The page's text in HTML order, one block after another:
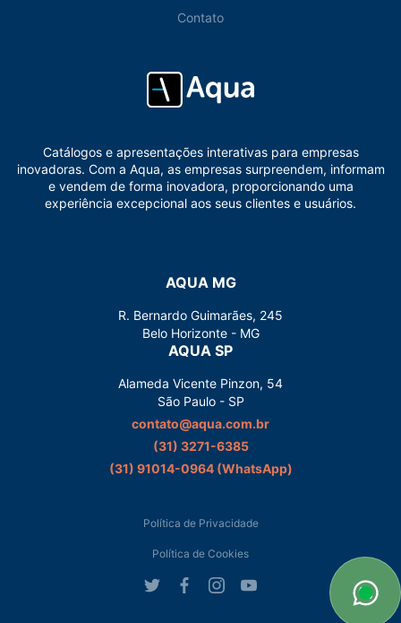
Contato
Catálogos e apresentações interativas para empresas
inovadoras. Com a Aqua, as empresas surpreendem, informam
e vendem de forma inovadora, proporcionando uma
experiência excepcional aos seus clientes e usuários.
AQUA MG
R. Bernardo Guimarães, 245
Belo Horizonte - MG
AQUA SP
Alameda Vicente Pinzon, 54
São Paulo - SP
contato@aqua.com.br
(31) 3271-6385
(31) 91014-0964‬ (WhatsApp)
Política de Privacidade
Política de Cookies